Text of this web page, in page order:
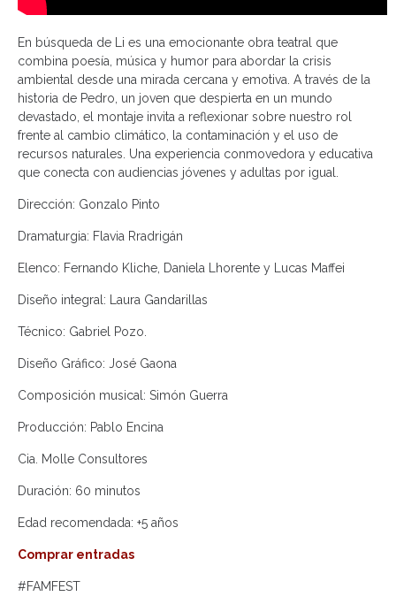
En búsqueda de Li es una emocionante obra teatral que
combina poesía, música y humor para abordar la crisis
ambiental desde una mirada cercana y emotiva. A través de la
historia de Pedro, un joven que despierta en un mundo
devastado, el montaje invita a reflexionar sobre nuestro rol
frente al cambio climático, la contaminación y el uso de
recursos naturales. Una experiencia conmovedora y educativa
que conecta con audiencias jóvenes y adultas por igual.
Dirección: Gonzalo Pinto
Dramaturgia: Flavia Rradrigán
Elenco: Fernando Kliche, Daniela Lhorente y Lucas Maffei
Diseño integral: Laura Gandarillas
Técnico: Gabriel Pozo.
Diseño Gráfico: José Gaona
Composición musical: Simón Guerra
Producción: Pablo Encina
Cia. Molle Consultores
Duración: 60 minutos
Edad recomendada: +5 años
Comprar entradas
#FAMFEST